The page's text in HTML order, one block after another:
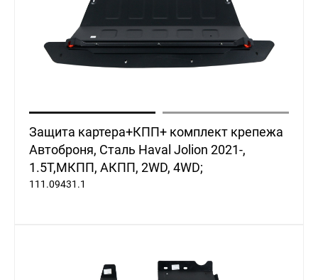
ЖАҢАЛЫҚТАР БАЙЛАНЫСТАР
8 (700) 404
00 74
Haval
Zhaiyk
Защита картера+КПП+ комплект крепежа
Автоброня, Сталь Haval Jolion 2021-,
1.5Т,МКПП, АКПП, 2WD, 4WD;
111.09431.1